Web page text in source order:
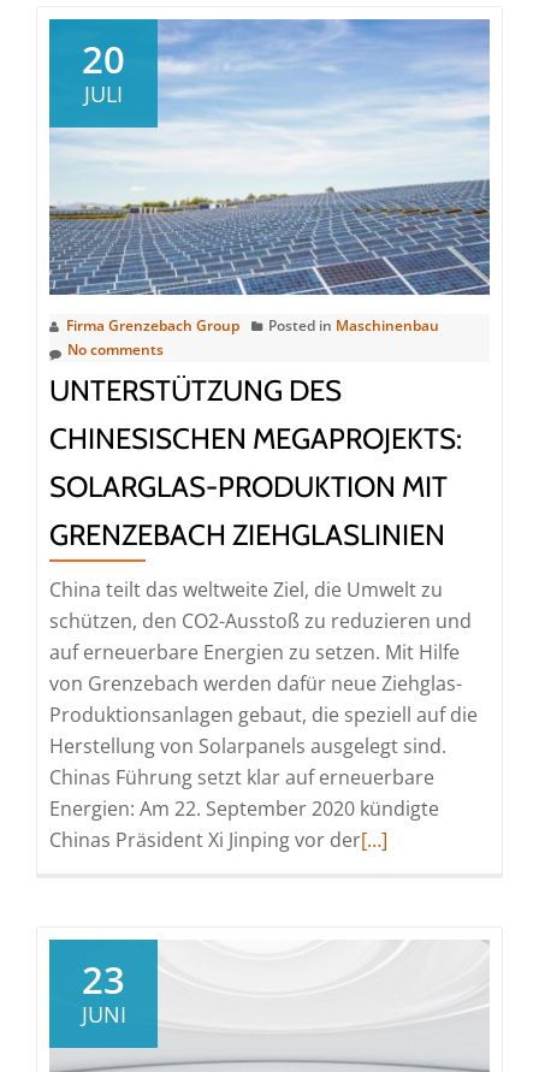
Produktionstechnologie
für
einen
ökonomischen
Aufschwung
in
Indien
20
JULI
Firma Grenzebach Group Posted in Maschinenbau
No comments
UNTERSTÜTZUNG DES
CHINESISCHEN MEGAPROJEKTS:
SOLARGLAS-PRODUKTION MIT
GRENZEBACH ZIEHGLASLINIEN
China teilt das weltweite Ziel, die Umwelt zu
schützen, den CO2-Ausstoß zu reduzieren und
auf erneuerbare Energien zu setzen. Mit Hilfe
von Grenzebach werden dafür neue Ziehglas-
Produktionsanlagen gebaut, die speziell auf die
Herstellung von Solarpanels ausgelegt sind.
Chinas Führung setzt klar auf erneuerbare
Energien: Am 22. September 2020 kündigte
Chinas Präsident Xi Jinping vor derRead
des
chinesischen
Megaprojekts:
Solarglas-
[…]
23
JUNI